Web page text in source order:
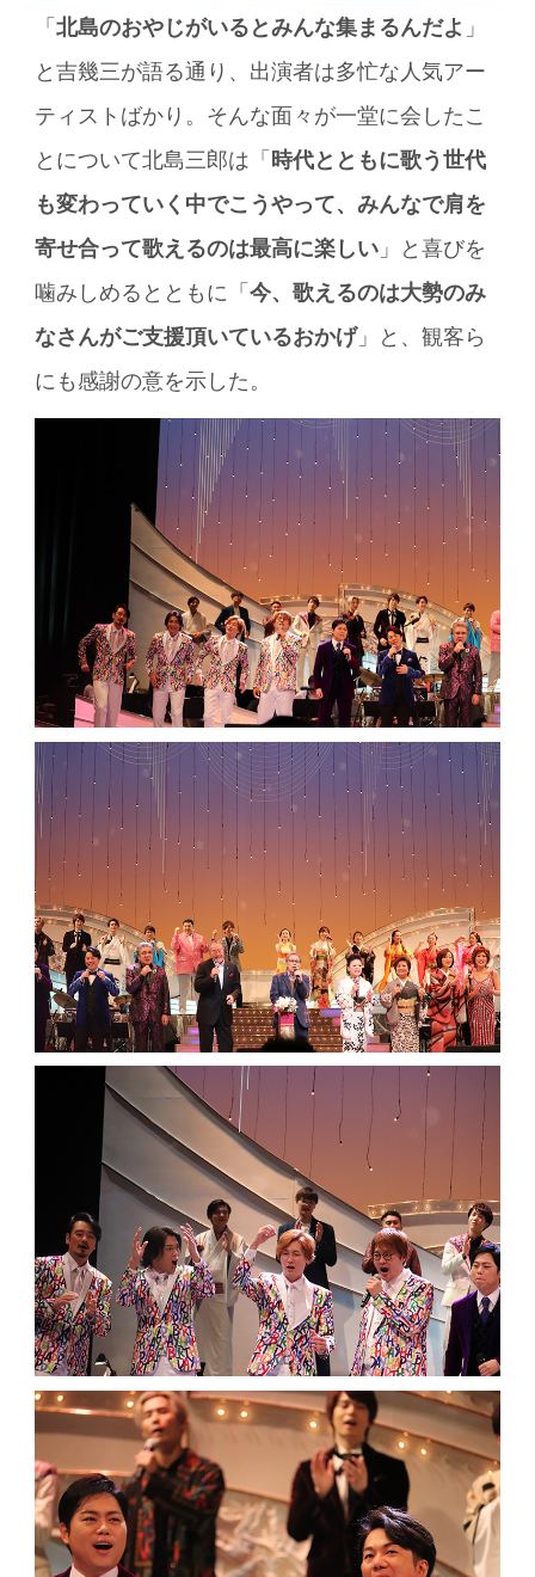
「北島のおやじがいるとみんな集まるんだよ 」
と吉幾三が語る通り、出演者は多忙な人気アー
ティストばかり。そんな面々が一堂に会したこ
とについて北島三郎は「 時代とともに歌う世代
も変わっていく中でこうやって、みんなで肩を
寄せ合って歌えるのは最高に楽しい 」と喜びを
噛みしめるとともに「今、歌えるのは大勢のみ
なさんがご支援頂いているおかげ」と、観客ら
にも感謝の意を示した。